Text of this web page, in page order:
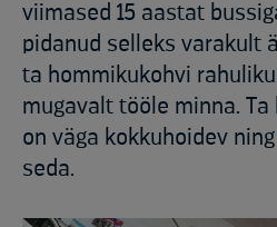
viimased 15 aastat
pidanud selleks varakult
ta hommikukohvi
mugavalt tööle minna.
on väga kokkuhoidev
seda.